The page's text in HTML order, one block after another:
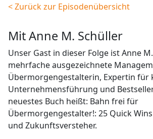
< Zurück zur Episodenübersicht
mit Anne M. Schüller
Unser Gast in dieser Folge ist Anne
mehrfache ausgezeichnete
Übermorgengestalterin, Expertin für
Unternehmensführung und
neuestes Buch heißt: Bahn frei für
Übermorgengestalter!: 25 Quick
und Zukunftsversteher.